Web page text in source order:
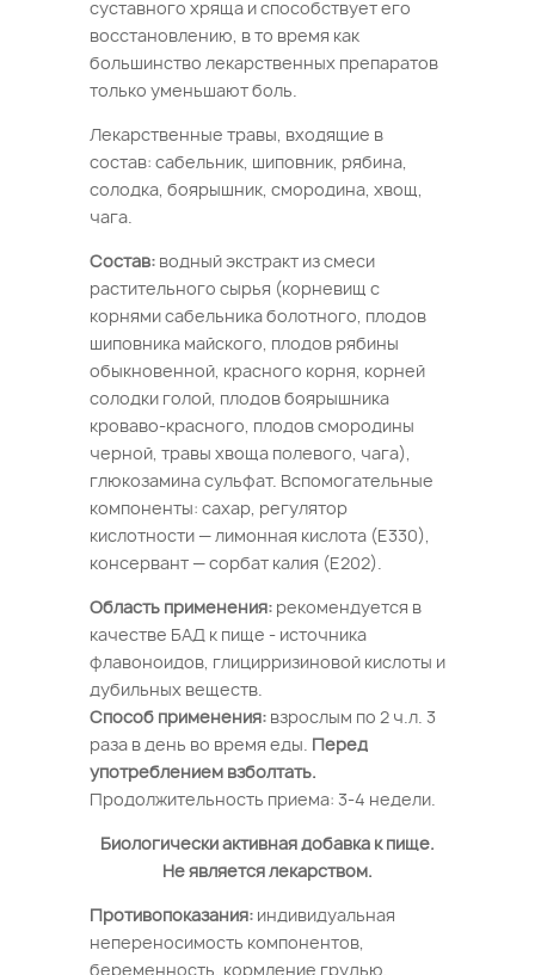
суставного хряща и способствует его
восстановлению, в то время как
большинство лекарственных препаратов
только уменьшают боль.
Лекарственные травы, входящие в
состав: сабельник, шиповник, рябина,
солодка, боярышник, смородина, хвощ,
чага.
Состав: водный экстракт из смеси
растительного сырья (корневищ с
корнями сабельника болотного, плодов
шиповника майского, плодов рябины
обыкновенной, красного корня, корней
солодки голой, плодов боярышника
кроваво-красного, плодов смородины
черной, травы хвоща полевого, чага),
глюкозамина сульфат. Вспомогательные
компоненты: сахар, регулятор
кислотности — лимонная кислота (Е330),
консервант — сорбат калия (Е202).
Область применения:рекомендуется в
качестве БАД к пище - источника
флавоноидов, глицирризиновой кислоты и
дубильных веществ.
Способ применения:взрослым по 2 ч.л. 3
раза в день во время еды. Перед
употреблением взболтать.
Продолжительность приема: 3-4 недели.
Биологически активная добавка к пище.
Не является лекарством.
Противопоказания: индивидуальная
непереносимость компонентов,
беременность, кормление грудью,